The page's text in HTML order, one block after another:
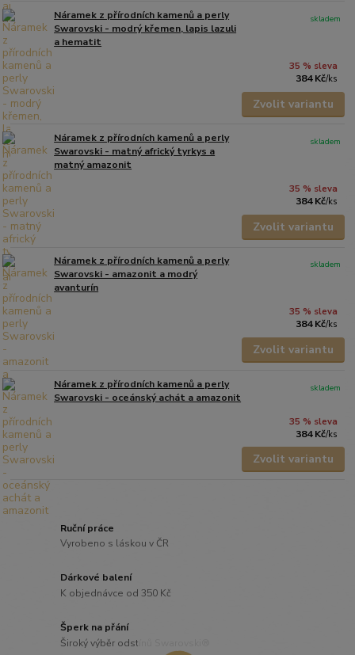
Náramek z přírodních kamenů a perly
Swarovski - modrý křemen, lapis lazuli
a hematit
35 % sleva
384 Kč/ks
skladem
Zvolit variantu
Náramek z přírodních kamenů a perly
Swarovski - matný africký tyrkys a
matný amazonit
35 % sleva
384 Kč/ks
skladem
Zvolit variantu
Náramek z přírodních kamenů a perly
Swarovski - amazonit a modrý
avanturín
35 % sleva
384 Kč/ks
skladem
Zvolit variantu
Náramek z přírodních kamenů a perly
Swarovski - oceánský achát a amazonit
35 % sleva
384 Kč/ks
skladem
Zvolit variantu
Ruční práce
Vyrobeno s láskou v ČR
Dárkové balení
K objednávce od 350 Kč
Šperk na přání
Široký výběr odstínů Swarovski®